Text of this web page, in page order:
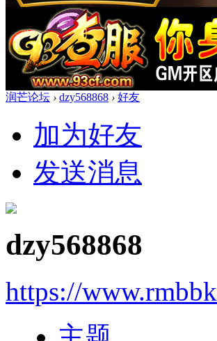
润芒论坛 › dzy568868 › 好友
加为好友
发送消息
dzy568868
https://